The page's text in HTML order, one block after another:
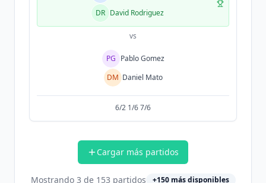
DR David Rodriguez
vs
PG Pablo Gomez
DM Daniel Mato
6/2 1/6 7/6
Cargar más partidos
Mostrando 3 de 153 partidos +150más disponibles